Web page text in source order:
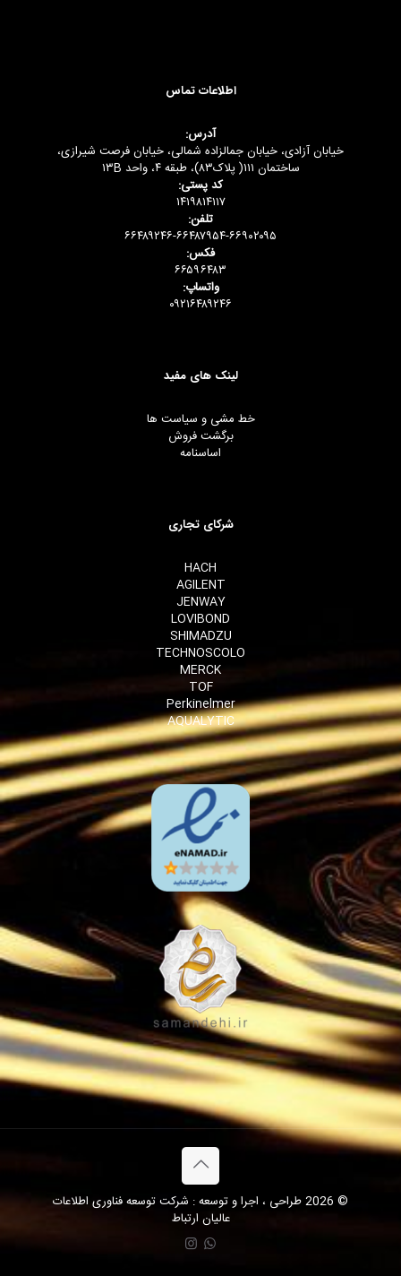
اطلاعات تماس
آدرس:
خیابان آزادی، خیابان جمالزاده شمالی، خیابان فرصت شیرازی،
ساختمان ۱۱۱( پلاک۸۳)، طبقه ۴، واحد ۱۳B
کد پستی:
۱۴۱۹۸۱۴۱۱۷
تلفن:
۶۶۴۸۹۲۴۶-۶۶۴۸۷۹۵۴-۶۶۹۰۲۰۹۵
فکس:
۶۶۵۹۶۴۸۳
واتساپ:
۰۹۲۱۶۴۸۹۲۴۶
لینک های مفید
خط مشی و سیاست ها
برگشت فروش
اساسنامه
شرکای تجاری
HACH
AGILENT
JENWAY
LOVIBOND
SHIMADZU
TECHNOSCOLO
MERCK
TOF
Perkinelmer
AQUALYTIC
© 2026 طراحی ، اجرا و توسعه : شرکت توسعه فناوری اطلاعات
عالیان ارتباط